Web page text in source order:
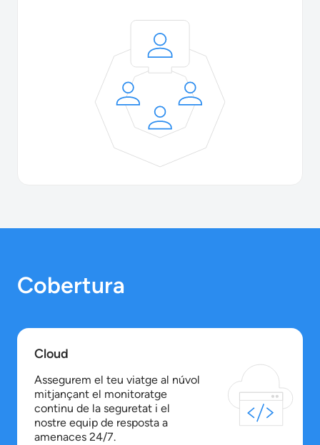
Cobertura
Cloud
Assegurem el teu viatge al núvol
mitjançant el monitoratge
continu de la seguretat i el
nostre equip de resposta a
amenaces 24/7.